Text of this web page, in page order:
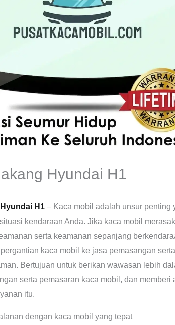
Hyundai H1
H1 – Kaca mobil adalah unsur penting
kendaraan Anda. Jika kaca mobil
serta keamanan sepanjang
kaca mobil ke jasa pemasangan
Bertujuan untuk berikan wawasan lebih
serta pemasaran kaca mobil, dan
itu.
dengan kaca mobil yang tepat